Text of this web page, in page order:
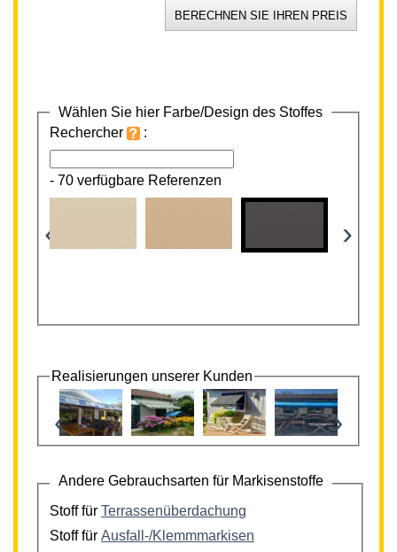
Wählen Sie hier Farbe/Design des Stoffes
Rechercher
:
- 70 verfügbare Referenzen
‹ ›
Realisierungen unserer Kunden
‹ ›
Andere Gebrauchsarten für Markisenstoffe
Stoff für Terrassenüberdachung
Stoff für Ausfall-/Klemmmarkisen